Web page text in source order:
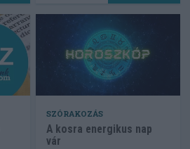
SZÓRAKOZÁS
A kosra energikus nap
vár